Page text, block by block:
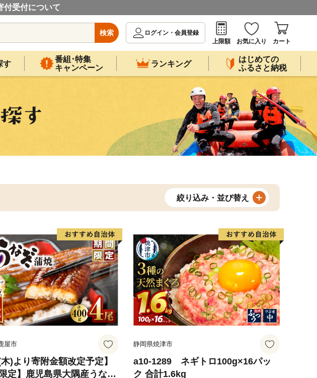
付受付について
検索
ログイン・会員登録
上限額
お気に入り カート
す
番組･特集
キャンペーン
ランキング
はじめての
ふるさと納税
絞り込み・並び替え
屋市
木)より寄附金額改定予定】
限定】鹿児島県大隅産うなぎ
静岡県焼津市
a10-1289 ネギトロ100g×16パッ
ク 合計1.6kg